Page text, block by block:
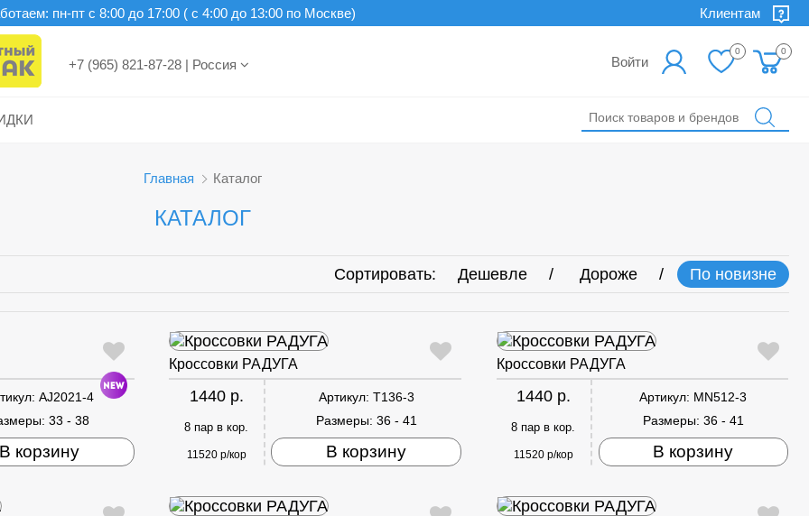
Клиентам
пн-пт c 8:00 до 17:00 ( с 4:00 до 13:00 по Москве)
+7 (965) 821-87-28 | Россия Войти
0 0
Главная Каталог
КАТАЛОГ
Сортировать: Дешевле Дороже По новизне
AJ2021-4
33 - 38
В корзину
Кроссовки РАДУГА
1440 р.
8 пар в кор.
11520 р/кор
Артикул: T136-3
Размеры: 36 - 41
В корзину
Кроссовки РАДУГА
1440 р.
8 пар в кор.
11520 р/кор
Артикул: MN512-3
Размеры: 36 - 41
В корзину